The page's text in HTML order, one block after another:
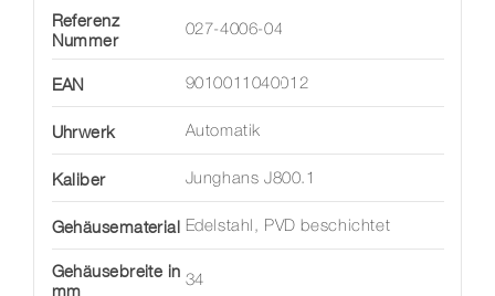
Referenz
Nummer
027-4006-04
EAN 9010011040012
Uhrwerk Automatik
Kaliber Junghans J800.1
Gehäusematerial Edelstahl, PVD beschichtet
Gehäusebreite in
mm
34